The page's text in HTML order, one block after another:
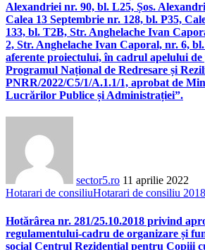
Alexandriei nr. 90, bl. L25, Șos.
Calea 13 Septembrie nr. 128, bl. P35,
133, bl. T2B, Str. Anghelache Ivan
2, Str. Anghelache Ivan Caporal, nr. 6,
aferente proiectului, în cadrul apelului
Programul Național de Redresare și
PNRR/2022/C5/1/A.1.1/1, aprobat de
Lucrărilor Publice și Administrației”.
sector5.ro 11 aprilie 2022
Hotarari de consiliuHotarari de consiliu 2018
Hotărârea nr. 281/25.10.2018 privind
regulamentului-cadru de organizare și
social Centrul Rezidențial pentru Copiii